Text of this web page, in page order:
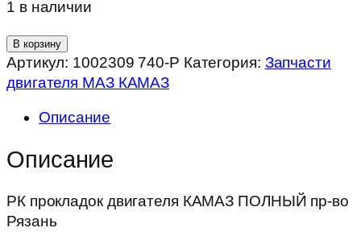
1 в наличии
Количество
товара
РК
двигателя
ПОЛНЫЙ
во
Рязань
В корзину
Артикул: 1002309 740-Р Категория: Запчасти
двигателя МАЗ КАМАЗ
Описание
Описание
РК прокладок двигателя КАМАЗ ПОЛНЫЙ пр-во
Рязань